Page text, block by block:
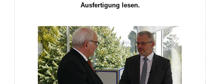
Ausfertigung lesen.